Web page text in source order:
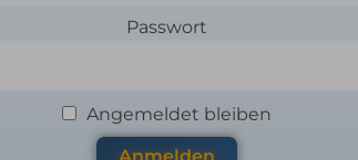
Passwort
Angemeldet bleiben